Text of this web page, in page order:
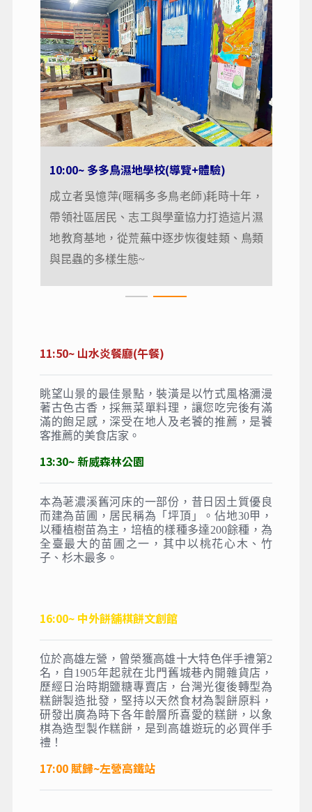
10:00~ 多多鳥濕地學校(導覽+體驗)
以大自然為教室、結合濕地復育與環境教育
的生態園地。這裡曾經因莫拉克颱風引發土
石流而變成荒廢地。
10:00~ 多多鳥濕地學校(導覽+體驗)
成立者吳憶萍(暱稱多多鳥老師)耗時十年，
帶領社區居民、志工與學童協力打造這片濕
地教育基地，從荒蕪中逐步恢復蛙類、鳥類
與昆蟲的多樣生態~
11:50~ 山水炎餐廳(午餐)
眺望山景的最佳景點，裝潢是以竹式風格瀰漫
著古色古香，採無菜單料理，讓您吃完後有滿
滿的飽足感，深受在地人及老饕的推薦，是饕
客推薦的美食店家。
13:30~ 新威森林公園
本為荖濃溪舊河床的一部份，昔日因土質優良
而建為苗圃，居民稱為「坪頂」。佔地30甲，
以種植樹苗為主，培植的樣種多達200餘種，為
全臺最大的苗圃之一，其中以桃花心木、竹
子、杉木最多。
16:00~ 中外餅舖棋餅文創館
位於高雄左營，曾榮獲高雄十大特色伴手禮第2
名，自1905年起就在北門舊城巷內開雜貨店，
歷經日治時期鹽糖專賣店，台灣光復後轉型為
糕餅製造批發，堅持以天然食材為製餅原料，
研發出廣為時下各年齡層所喜愛的糕餅，以象
棋為造型製作糕餅，是到高雄遊玩的必買伴手
禮！
17:00賦歸~左營高鐵站